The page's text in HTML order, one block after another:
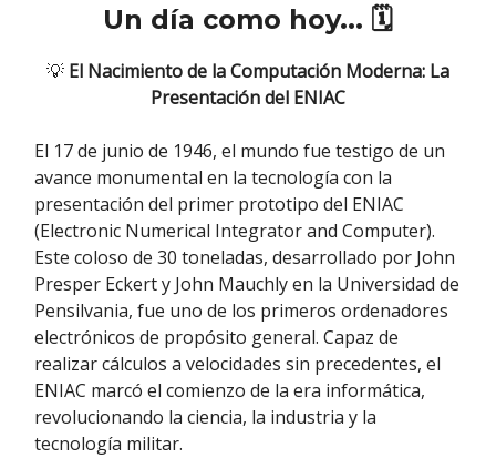
Un día como hoy... 🗓️
💡 El Nacimiento de la Computación Moderna: La
Presentación del ENIAC
El 17 de junio de 1946, el mundo fue testigo de un
avance monumental en la tecnología con la
presentación del primer prototipo del ENIAC
(Electronic Numerical Integrator and Computer).
Este coloso de 30 toneladas, desarrollado por John
Presper Eckert y John Mauchly en la Universidad de
Pensilvania, fue uno de los primeros ordenadores
electrónicos de propósito general. Capaz de
realizar cálculos a velocidades sin precedentes, el
ENIAC marcó el comienzo de la era informática,
revolucionando la ciencia, la industria y la
tecnología militar.